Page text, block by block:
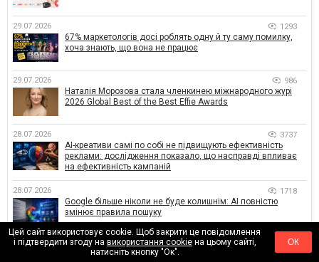
29.07.2026 1293
67% маркетологів досі роблять одну й ту саму помилку,
хоча знають, що вона не працює
29.07.2026 986
Наталія Морозова стала членкинею міжнародного журі
2026 Global Best of the Best Effie Awards
28.07.2026 3737
AI-креативи самі по собі не підвищують ефективність
реклами: дослідження показало, що насправді впливає
на ефективність кампаній
28.07.2026 1718
Google більше ніколи не буде колишнім: AI повністю
змінює правила пошуку
28.07.2026 1714
ChatGPT більше не чат-бот: OpenAI готує головного
Цей сайт використовує cookie. Щоб закрити це повідомлення
і підтвердити згоду на використання cookieна цьому сайті,
натисніть кнопку "Ок".
ОК